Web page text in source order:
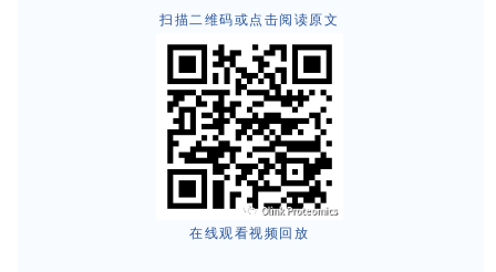
扫描二维码或点击阅读原文
在线观看视频回放